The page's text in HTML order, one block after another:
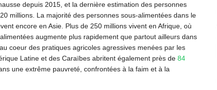
depuis 2015, et la dernière estimation des personnes
millions. La majorité des personnes sous-alimentées dans le
encore en Asie. Plus de 250 millions vivent en Afrique, où
augmente plus rapidement que partout ailleurs dans
coeur des pratiques agricoles agressives menées par les
Latine et des Caraïbes abritent également près de 84
une extrême pauvreté, confrontées à la faim et à la